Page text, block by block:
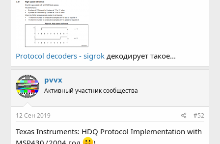
Protocol decoders - sigrok декодирует такое...
pvvx
Активный участник сообщества
12 Сен 2019 #52
Texas Instruments: HDQ Protocol Implementation with